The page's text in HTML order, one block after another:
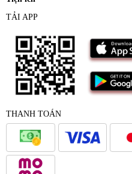
TẢI APP
THANH TOÁN